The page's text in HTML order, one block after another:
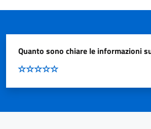
Quanto sono chiare le informazioni